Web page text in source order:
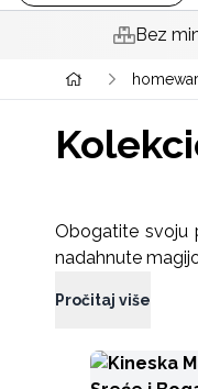
Bez
Obogatite svoju
nadahnute
Pročitaj više